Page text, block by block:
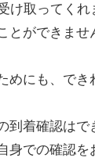
け取ってくれ
とができま
めにも、で
到着確認は
での確認を